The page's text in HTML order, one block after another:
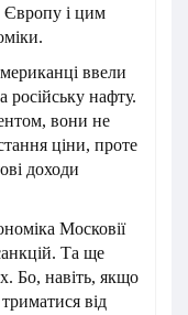
Європу і цим
ввели
російську нафту.
вони не
ціни, проте
доходи
Московії
Та ще
Бо, навіть, якщо
від